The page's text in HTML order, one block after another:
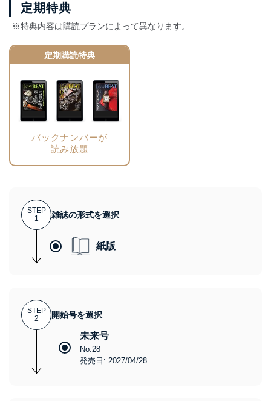
定期特典
※特典内容は購読プランによって異なります。
定期購読特典
バックナンバーが
読み放題
STEP
1
雑誌の形式を選択
紙版
STEP
2
開始号を選択
未来号
No.28
発売日: 2027/04/28